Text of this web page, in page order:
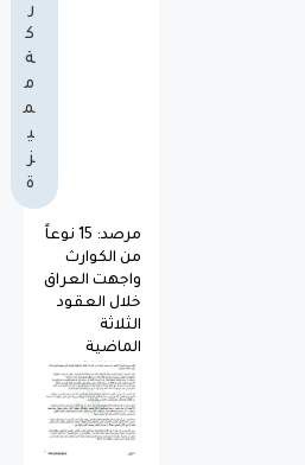
ر
ك
ة
م
م
ي
ز
ة
مرصد: 15 نوعاً
من الكوارث
واجهت العراق
خلال العقود
الثلاثة
الماضية